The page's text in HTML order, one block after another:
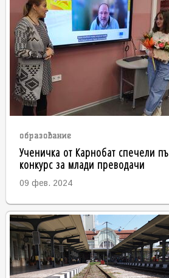
образование
Ученичка от Карнобат спечели
конкурс за млади преводачи
09 фев. 2024